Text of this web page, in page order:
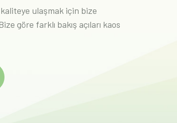
ulaşmak için bize
göre farklı bakış açıları kaos